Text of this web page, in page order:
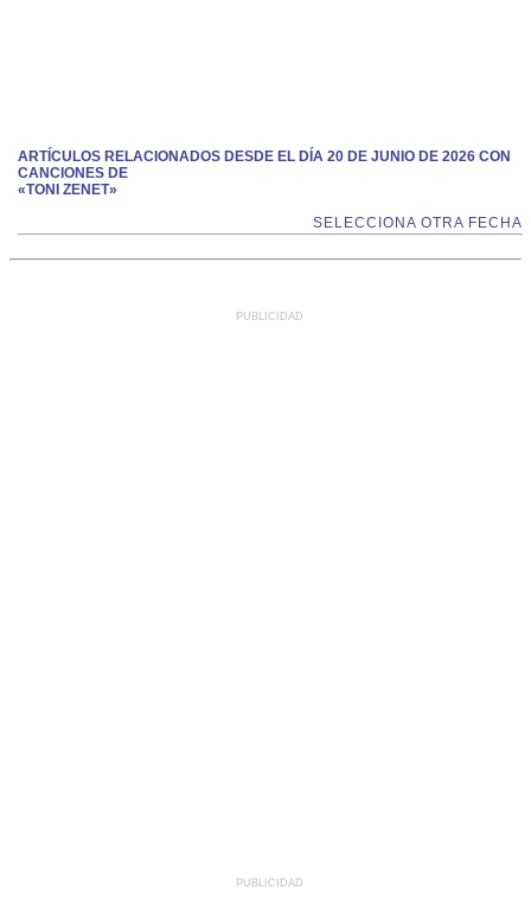
ARTÍCULOS RELACIONADOS DESDE EL DÍA 20 DE JUNIO DE 2026 CON
CANCIONES DE
«TONI ZENET»
SELECCIONA OTRA FECHA
PUBLICIDAD
PUBLICIDAD